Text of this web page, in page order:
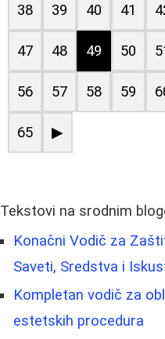
38 39 40 41
47 48 49 50
56 57 58 59
65 ▶
Tekstovi na srodnim
Konačni Vodič za
Saveti, Sredstva i
Kompletan vodič za
estetskih procedura